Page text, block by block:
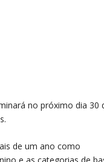
no próximo dia 30
de um ano como